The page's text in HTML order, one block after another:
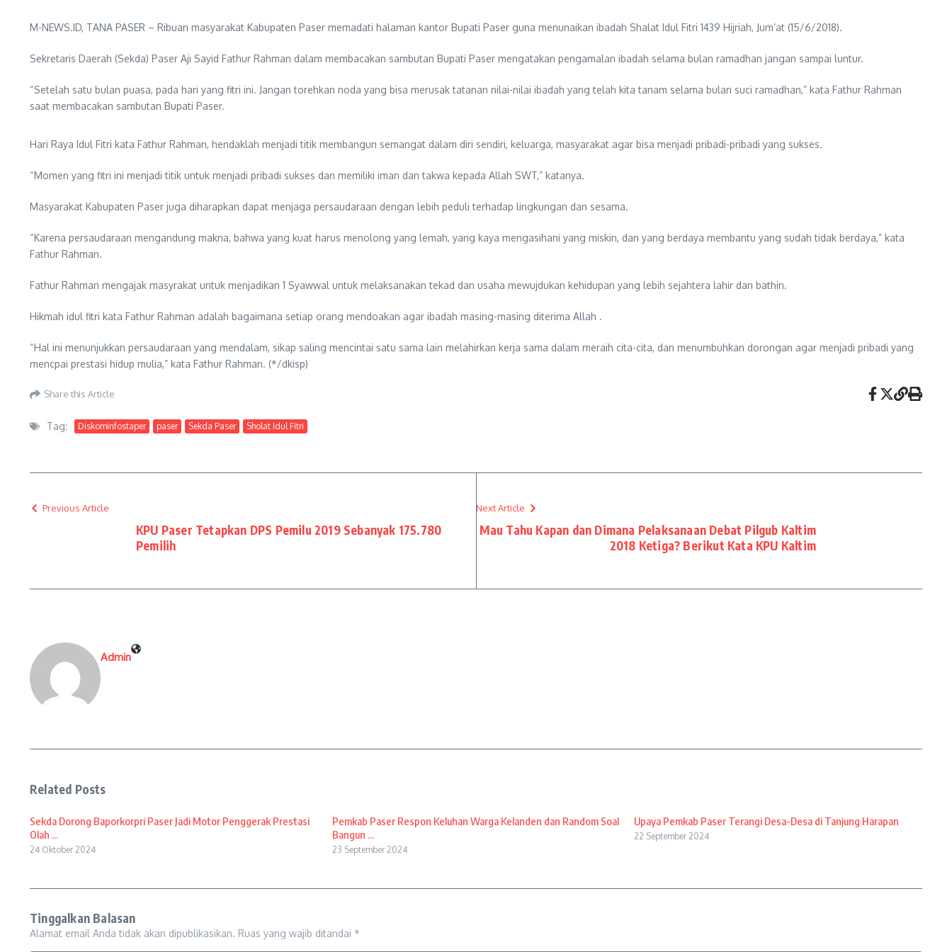
M-NEWS.ID, TANA PASER – Ribuan masyarakat Kabupaten Paser memadati halaman kantor Bupati Paser guna menunaikan ibadah Shalat Idul Fitri 1439 Hijriah, Jum’at (15/6/2018).
Sekretaris Daerah (Sekda) Paser Aji Sayid Fathur Rahman dalam membacakan sambutan Bupati Paser mengatakan pengamalan ibadah selama bulan ramadhan jangan sampai luntur.
“Setelah satu bulan puasa, pada hari yang fitri ini. Jangan torehkan noda yang bisa merusak tatanan nilai-nilai ibadah yang telah kita tanam selama bulan suci ramadhan,” kata Fathur Rahman
saat membacakan sambutan Bupati Paser.
Hari Raya Idul Fitri kata Fathur Rahman, hendaklah menjadi titik membangun semangat dalam diri sendiri, keluarga, masyarakat agar bisa menjadi pribadi-pribadi yang sukses.
“Momen yang fitri ini menjadi titik untuk menjadi pribadi sukses dan memiliki iman dan takwa kepada Allah SWT,” katanya.
Masyarakat Kabupaten Paser juga diharapkan dapat menjaga persaudaraan dengan lebih peduli terhadap lingkungan dan sesama.
“Karena persaudaraan mengandung makna, bahwa yang kuat harus menolong yang lemah, yang kaya mengasihani yang miskin, dan yang berdaya membantu yang sudah tidak berdaya,” kata
Fathur Rahman.
Fathur Rahman mengajak masyrakat untuk menjadikan 1 Syawwal untuk melaksanakan tekad dan usaha mewujdukan kehidupan yang lebih sejahtera lahir dan bathin.
Hikmah idul fitri kata Fathur Rahman adalah bagaimana setiap orang mendoakan agar ibadah masing-masing diterima Allah .
“Hal ini menunjukkan persaudaraan yang mendalam, sikap saling mencintai satu sama lain melahirkan kerja sama dalam meraih cita-cita, dan menumbuhkan dorongan agar menjadi pribadi yang
mencpai prestasi hidup mulia,” kata Fathur Rahman. (*/dkisp)
Share this Article
Tag: Diskominfostaper paser Sekda Paser Sholat Idul Fitri
Previous Article
KPU Paser Tetapkan DPS Pemilu 2019 Sebanyak 175.780
Pemilih
Next Article
Mau Tahu Kapan dan Dimana Pelaksanaan Debat Pilgub Kaltim
2018 Ketiga? Berikut Kata KPU Kaltim
Admin
Related Posts
Sekda Dorong Baporkorpri Paser Jadi Motor Penggerak Prestasi
Olah ...
24 Oktober 2024
Pemkab Paser Respon Keluhan Warga Kelanden dan Random Soal
Bangun ...
23 September 2024
Upaya Pemkab Paser Terangi Desa-Desa di Tanjung Harapan
22 September 2024
Tinggalkan Balasan
Alamat email Anda tidak akan dipublikasikan. Ruas yang wajib ditandai *